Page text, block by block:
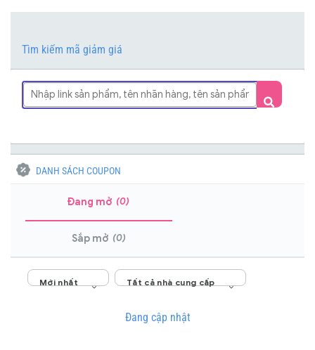
Tìm kiếm mã giảm giá
DANH SÁCH COUPON
Đang mở (0)
Sắp mở (0)
Mới nhất Tất cả nhà cung cấp
Đang cập nhật